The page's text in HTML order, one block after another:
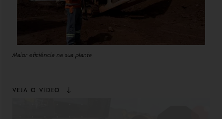
Maior eficiência na sua planta
VEJA O VÍDEO